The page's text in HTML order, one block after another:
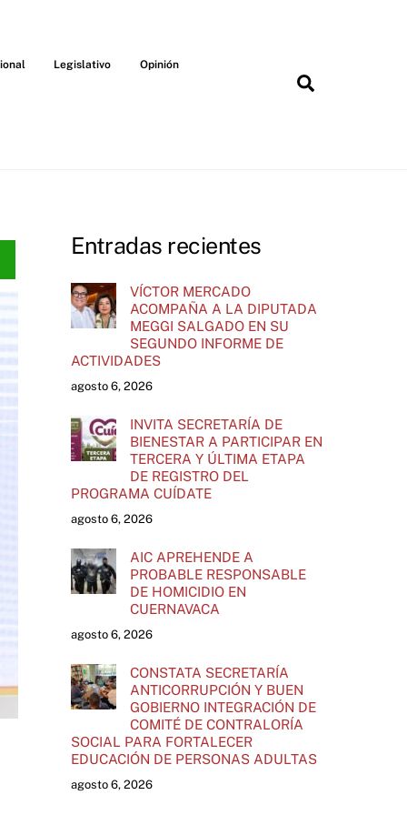
Legislativo Opinión
Entradas recientes
VÍCTOR MERCADO
ACOMPAÑA A LA DIPUTADA
MEGGI SALGADO EN SU
SEGUNDO INFORME DE
ACTIVIDADES
agosto 6, 2026
INVITA SECRETARÍA DE
BIENESTAR A PARTICIPAR EN
TERCERA Y ÚLTIMA ETAPA
DE REGISTRO DEL
PROGRAMA CUÍDATE
agosto 6, 2026
AIC APREHENDE A
PROBABLE RESPONSABLE
DE HOMICIDIO EN
CUERNAVACA
agosto 6, 2026
CONSTATA SECRETARÍA
ANTICORRUPCIÓN Y BUEN
GOBIERNO INTEGRACIÓN DE
COMITÉ DE CONTRALORÍA
SOCIAL PARA FORTALECER
EDUCACIÓN DE PERSONAS ADULTAS
agosto 6, 2026